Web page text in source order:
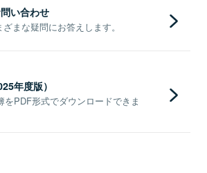
い合わせ
まな疑問にお答えします。
年度版）
をPDF形式でダウンロードできま